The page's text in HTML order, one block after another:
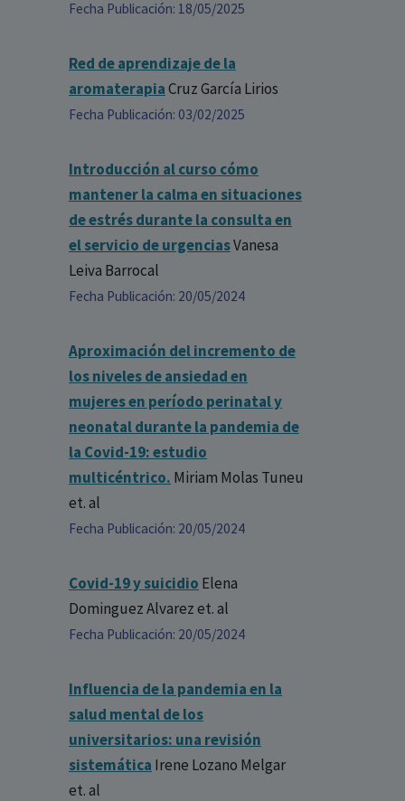
Fecha Publicación: 18/05/2025
Red de aprendizaje de la
aromaterapiaCruz García Lirios
Fecha Publicación: 03/02/2025
Introducción al curso cómo
mantener la calma en situaciones
de estrés durante la consulta en
el servicio de urgenciasVanesa
Leiva Barrocal
Fecha Publicación: 20/05/2024
Aproximación del incremento de
los niveles de ansiedad en
mujeres en período perinatal y
neonatal durante la pandemia de
la Covid-19: estudio
multicéntrico. Miriam Molas Tuneu
et. al
Fecha Publicación: 20/05/2024
Covid-19 y suicidio Elena
Dominguez Alvarezet. al
Fecha Publicación: 20/05/2024
Influencia de la pandemia en la
salud mental de los
universitarios: una revisión
sistemática Irene Lozano Melgar
et. al